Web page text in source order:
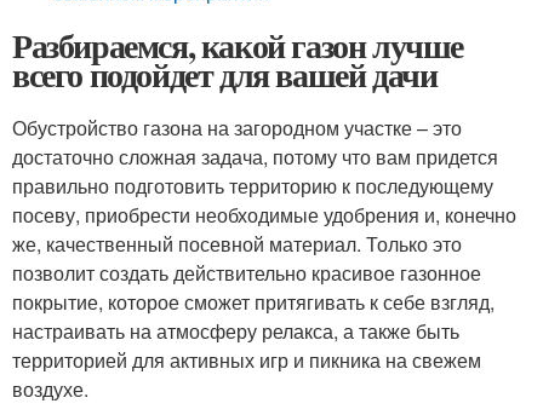
Разбираемся, какой газон лучше
всего подойдет для вашей дачи
Обустройство газона на загородном участке – это
достаточно сложная задача, потому что вам придется
правильно подготовить территорию к последующему
посеву, приобрести необходимые удобрения и, конечно
же, качественный посевной материал. Только это
позволит создать действительно красивое газонное
покрытие, которое сможет притягивать к себе взгляд,
настраивать на атмосферу релакса, а также быть
территорией для активных игр и пикника на свежем
воздухе.